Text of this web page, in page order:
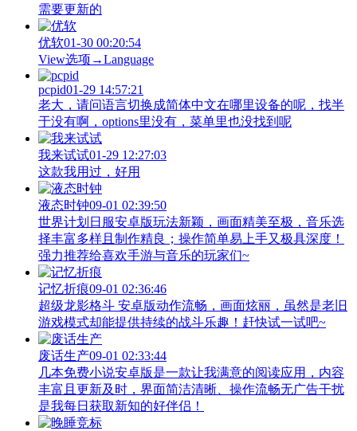
需要更新的
优软01-30 00:20:54
View‌选项→Language
pcpid01-29 14:57:21
老大，请问语言切换成简体中文在哪里设备的呢，找半
于没有啊，options里没有，菜单里也没找到呢
我来试试01-29 12:27:03
这款我用过，好用
液态时钟09-01 02:39:50
世界计划日服安卓版玩法新颖，画面精美至极，音乐选
择丰富多样且制作精良；操作简单易上手又极具深度！
强力推荐给喜欢手游与音乐的玩家们~
记忆折痕09-01 02:36:46
超级龙影格斗 安卓版动作流畅，画面炫丽，虽然是老旧
游戏模式却能提供持续的战斗乐趣！赶快试一试吧~
废话生产09-01 02:33:44
几本免费小说安卓版是一款让我满意的阅读应用，内容
丰富且更新及时，界面简洁清晰、操作流畅无广告干扰
是我每日获取新知的好伴侣！